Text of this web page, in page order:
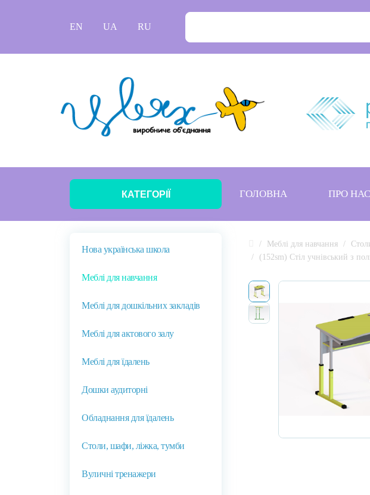
EN UA RU
ГОЛОВНА ПРО НАС
КАТЕГОРІЇ
Нова українська школа
Меблі для навчання
Меблі для дошкільних закладів
Меблі для актового залу
Меблі для їдалень
Дошки аудиторні
Обладнання для їдалень
Столи, шафи, ліжка, тумби
Вуличні тренажери
Меблі для навчання
(152sm) Стіл учнівський